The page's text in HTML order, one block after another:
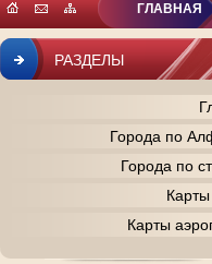
РАЗДЕЛЫ
Города по
Города по
Карты
ГЛАВНАЯ